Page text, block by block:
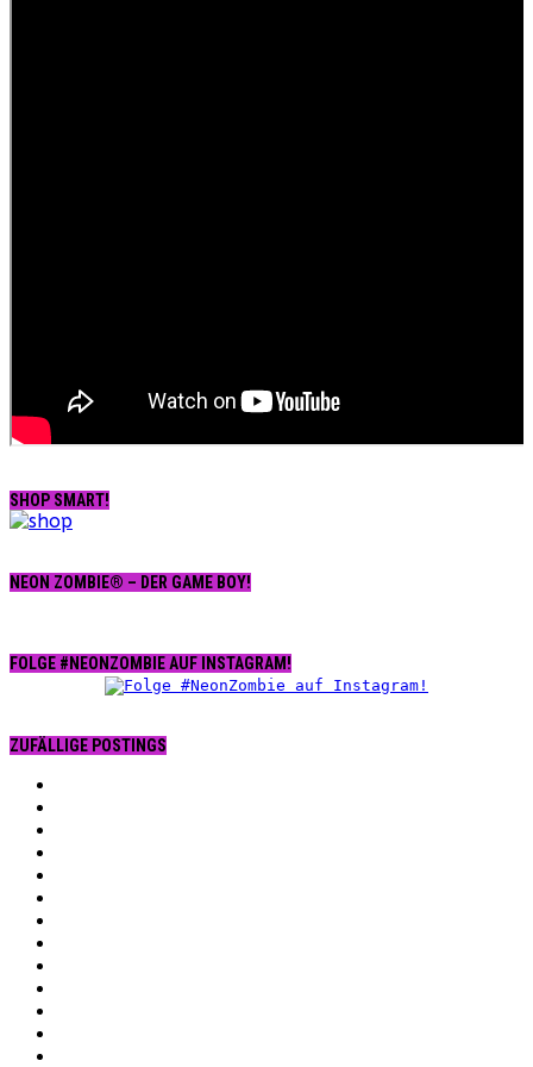
SHOP SMART!
NEON ZOMBIE® – DER GAME BOY!
FOLGE #NEONZOMBIE AUF INSTAGRAM!
ZUFÄLLIGE POSTINGS